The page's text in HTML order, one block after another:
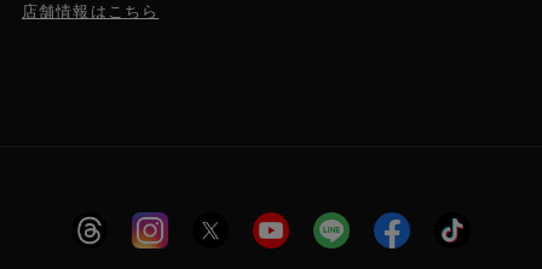
店舗情報はこちら